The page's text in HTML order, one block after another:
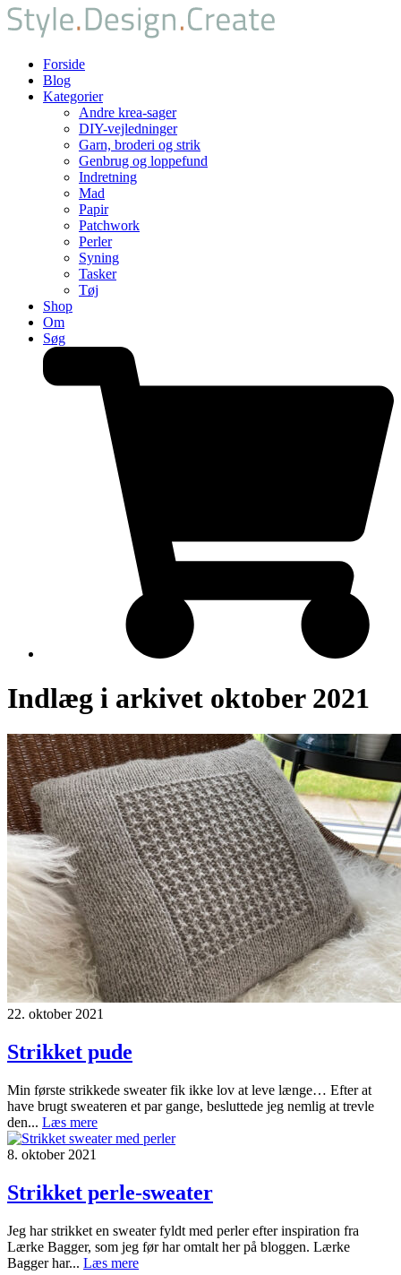
Forside
Blog
Kategorier
Andre krea-sager
DIY-vejledninger
Garn, broderi og strik
Genbrug og loppefund
Indretning
Mad
Papir
Patchwork
Perler
Syning
Tasker
Tøj
Shop
Om
Søg
Indlæg i arkivet oktober 2021
22. oktober 2021
Strikket pude
Min første strikkede sweater fik ikke lov at leve længe… Efter at
have brugt sweateren et par gange, besluttede jeg nemlig at trevle
den... Læs mere
8. oktober 2021
Strikket perle-sweater
Jeg har strikket en sweater fyldt med perler efter inspiration fra
Lærke Bagger, som jeg før har omtalt her på bloggen. Lærke
Bagger har... Læs mere